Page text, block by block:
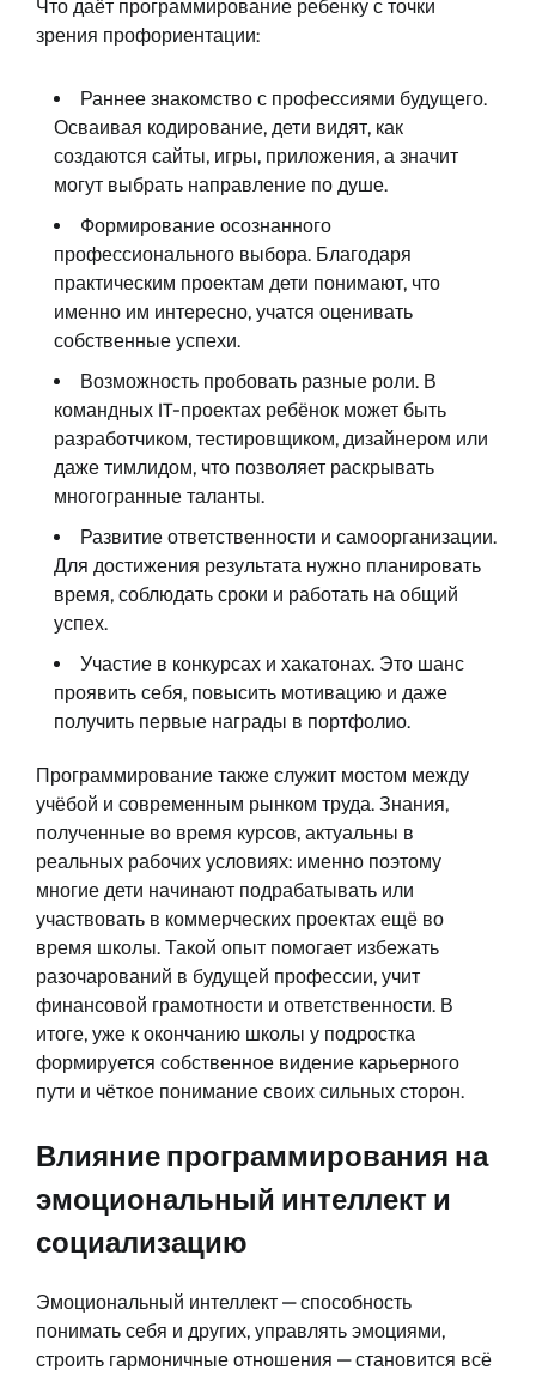
Что даёт программирование ребенку с точки
зрения профориентации:
Раннее знакомство с профессиями будущего.
Осваивая кодирование, дети видят, как
создаются сайты, игры, приложения, а значит
могут выбрать направление по душе.
Формирование осознанного
профессионального выбора. Благодаря
практическим проектам дети понимают, что
именно им интересно, учатся оценивать
собственные успехи.
Возможность пробовать разные роли. В
командных IT-проектах ребёнок может быть
разработчиком, тестировщиком, дизайнером или
даже тимлидом, что позволяет раскрывать
многогранные таланты.
Развитие ответственности и самоорганизации.
Для достижения результата нужно планировать
время, соблюдать сроки и работать на общий
успех.
Участие в конкурсах и хакатонах. Это шанс
проявить себя, повысить мотивацию и даже
получить первые награды в портфолио.
Программирование также служит мостом между
учёбой и современным рынком труда. Знания,
полученные во время курсов, актуальны в
реальных рабочих условиях: именно поэтому
многие дети начинают подрабатывать или
участвовать в коммерческих проектах ещё во
время школы. Такой опыт помогает избежать
разочарований в будущей профессии, учит
финансовой грамотности и ответственности. В
итоге, уже к окончанию школы у подростка
формируется собственное видение карьерного
пути и чёткое понимание своих сильных сторон.
Влияние программирования на
эмоциональный интеллект и
социализацию
Эмоциональный интеллект — способность
понимать себя и других, управлять эмоциями,
строить гармоничные отношения — становится всё